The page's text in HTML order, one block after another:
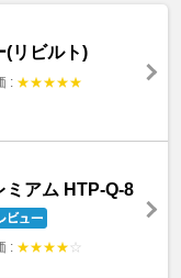
(リビルト)
: ★★★★★
ミアム HTP-Q-8
: ★★★★ ☆